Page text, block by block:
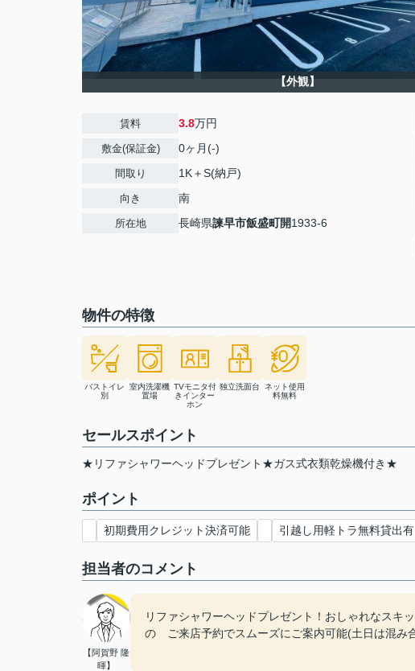
【外観】
賃料 3.8万円
敷金(保証金) 0ヶ月(-)
間取り 1K＋S(納戸)
向き 南
所在地 長崎県諫早市飯盛町開1933-6
物件の特徴
バストイレ
別
室内洗濯機
置場
TVモニタ付
きインター
ホン
独立洗面台
ネット使用
料無料
セールスポイント
★リファシャワーヘッドプレゼント★ガス式衣類乾燥機付き★
ポイント
初期費用クレジット決済可能 引越し用軽トラ無料貸出有
担当者のコメント
【阿賀野 隆
暉】
リファシャワーヘッドプレゼント！おしゃれなス
の ご来店予約でスムーズにご案内可能(土日は混み